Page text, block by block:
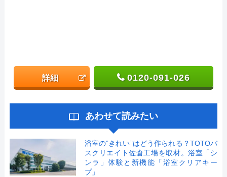
詳細 0120-091-026
あわせて読みたい
浴室の”きれい”はどう作られる？TOTOバ
スクリエイト佐倉工場を取材。浴室「シ
ンラ」体験と新機能「浴室クリアキー
プ」